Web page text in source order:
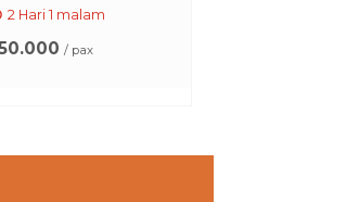
2 Hari 1 malam
/ pax